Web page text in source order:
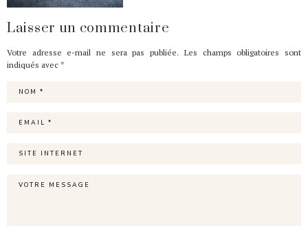
Laisser un commentaire
Votre adresse e-mail ne sera pas publiée. Les champs obligatoires sont
indiqués avec *